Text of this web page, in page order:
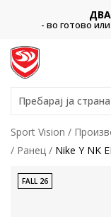
- во готово
Пребарај ја
Sport Vision
Ранец
Nike Y NK
FALL 26